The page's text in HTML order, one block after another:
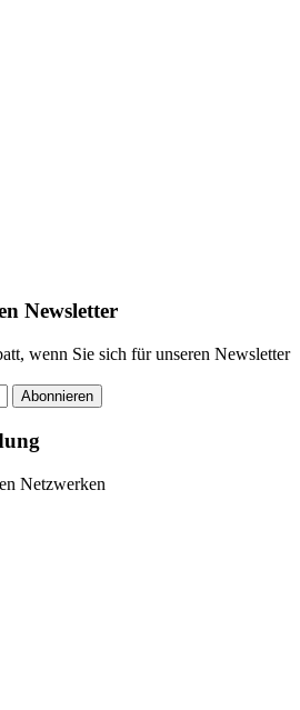
Newsletter
wenn Sie sich für unseren Newsletter
Abonnieren
Netzwerken